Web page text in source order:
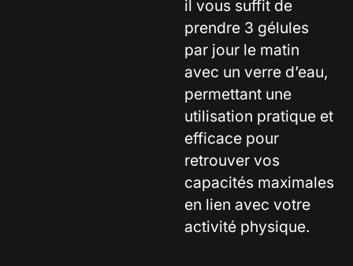
il vous suffit de
prendre 3 gélules
par jour le matin
avec un verre d’eau,
permettant une
utilisation pratique et
efficace pour
retrouver vos
capacités maximales
en lien avec votre
activité physique.